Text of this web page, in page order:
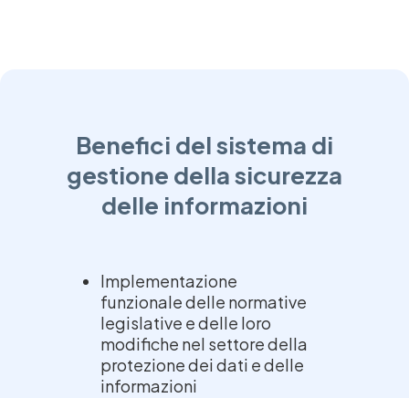
Benefici del sistema di
gestione della sicurezza
delle informazioni
Implementazione
funzionale delle normative
legislative e delle loro
modifiche nel settore della
protezione dei dati e delle
informazioni